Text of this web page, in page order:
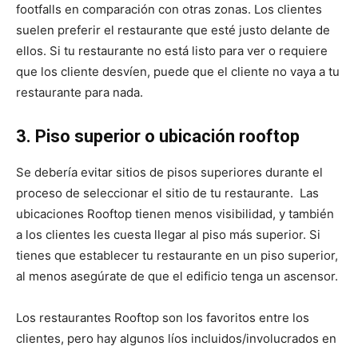
footfalls en comparación con otras zonas. Los clientes
suelen preferir el restaurante que esté justo delante de
ellos. Si tu restaurante no está listo para ver o requiere
que los cliente desvíen, puede que el cliente no vaya a tu
restaurante para nada.
3. Piso superior o ubicación rooftop
Se debería evitar sitios de pisos superiores durante el
proceso de seleccionar el sitio de tu restaurante. Las
ubicaciones Rooftop tienen menos visibilidad, y también
a los clientes les cuesta llegar al piso más superior. Si
tienes que establecer tu restaurante en un piso superior,
al menos asegúrate de que el edificio tenga un ascensor.
Los restaurantes Rooftop son los favoritos entre los
clientes, pero hay algunos líos incluidos/involucrados en